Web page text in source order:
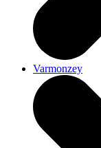
Varmonzey